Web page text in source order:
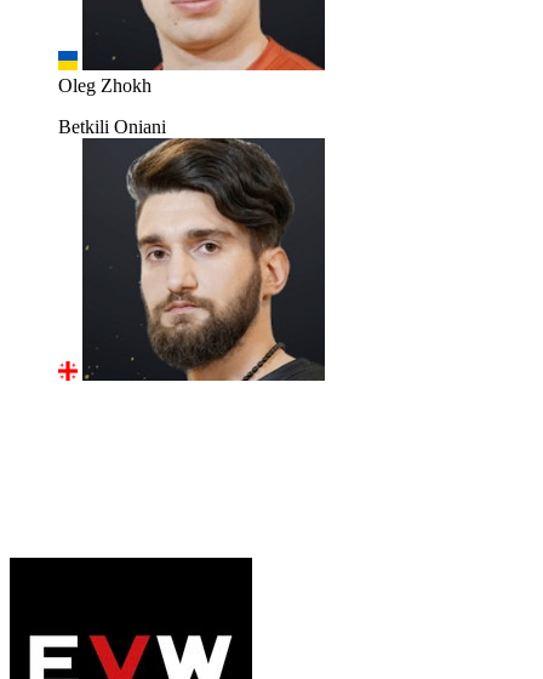
Oleg Zhokh
Betkili Oniani